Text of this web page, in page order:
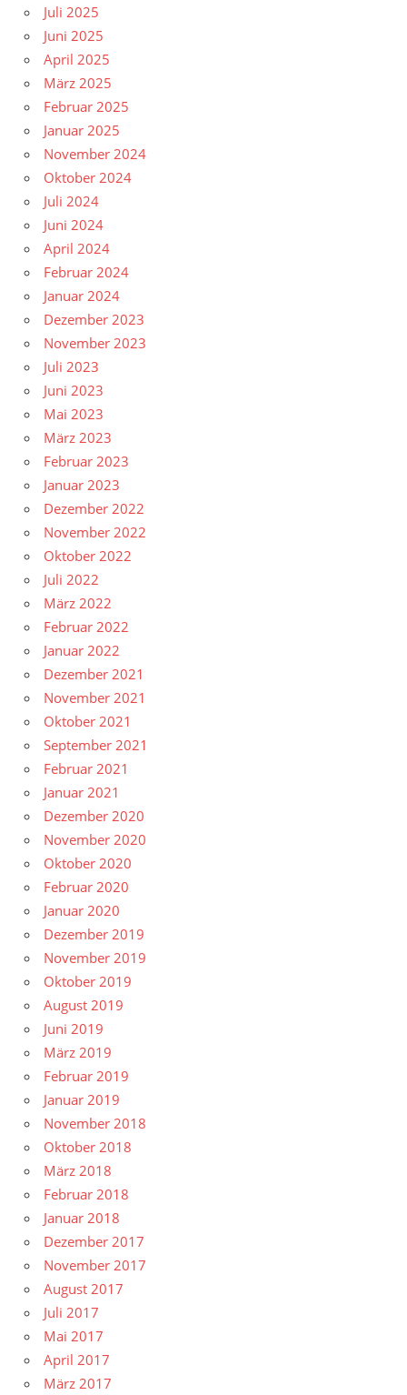
Juli 2025
Juni 2025
April 2025
März 2025
Februar 2025
Januar 2025
November 2024
Oktober 2024
Juli 2024
Juni 2024
April 2024
Februar 2024
Januar 2024
Dezember 2023
November 2023
Juli 2023
Juni 2023
Mai 2023
März 2023
Februar 2023
Januar 2023
Dezember 2022
November 2022
Oktober 2022
Juli 2022
März 2022
Februar 2022
Januar 2022
Dezember 2021
November 2021
Oktober 2021
September 2021
Februar 2021
Januar 2021
Dezember 2020
November 2020
Oktober 2020
Februar 2020
Januar 2020
Dezember 2019
November 2019
Oktober 2019
August 2019
Juni 2019
März 2019
Februar 2019
Januar 2019
November 2018
Oktober 2018
März 2018
Februar 2018
Januar 2018
Dezember 2017
November 2017
August 2017
Juli 2017
Mai 2017
April 2017
März 2017